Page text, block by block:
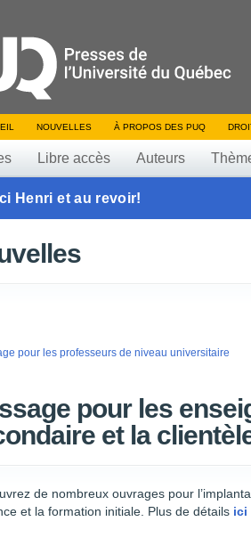
NOUVELLES À PROPOS DES PUQ
Libre accès Auteurs
Henri et au revoir!
pour les professeurs de niveau universitaire
pour les
et la
de nombreux ouvrages pour
et la formation initiale. Plus de détails ici